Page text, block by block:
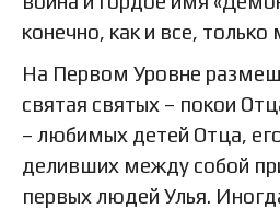
конечно, как и все, только
На Первом Уровне
святая святых – покои
– любимых детей Отца,
деливших между собой
первых людей Улья.